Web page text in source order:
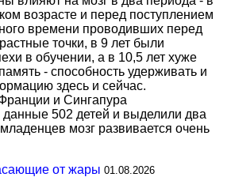
возрасте и перед поступлением
времени проводивших перед
точки, в 9 лет были
в обучении, а в 10,5 лет хуже
- способность удерживать и
здесь и сейчас.
и Сингапура
502 детей и выделили два
мозг развивается очень
от жары 01.08.2026